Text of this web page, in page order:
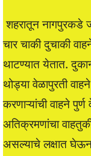
शहरातून नागपुरकडे
चार चाकी दुचाकी
थाटण्यात येतात.
थोड्या वेळापुरती
करणाऱ्यांची वाहने
अतिक्रमणांचा
असल्याचे लक्षात